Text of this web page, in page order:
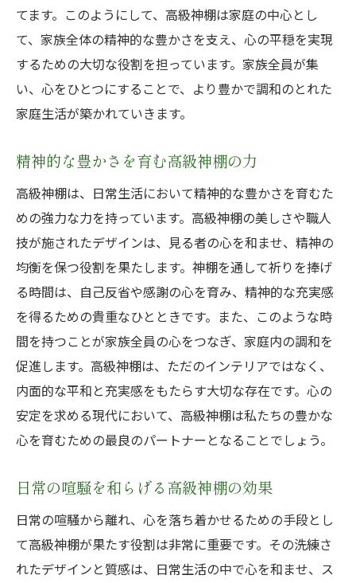
てます。このようにして、高級神棚は家庭の中心とし
て、家族全体の精神的な豊かさを支え、心の平穏を実現
するための大切な役割を担っています。家族全員が集
い、心をひとつにすることで、より豊かで調和のとれた
家庭生活が築かれていきます。
精神的な豊かさを育む高級神棚の力
高級神棚は、日常生活において精神的な豊かさを育むた
めの強力な力を持っています。高級神棚の美しさや職人
技が施されたデザインは、見る者の心を和ませ、精神の
均衡を保つ役割を果たします。神棚を通して祈りを捧げ
る時間は、自己反省や感謝の心を育み、精神的な充実感
を得るための貴重なひとときです。また、このような時
間を持つことが家族全員の心をつなぎ、家庭内の調和を
促進します。高級神棚は、ただのインテリアではなく、
内面的な平和と充実感をもたらす大切な存在です。心の
安定を求める現代において、高級神棚は私たちの豊かな
心を育むための最良のパートナーとなることでしょう。
日常の喧騒を和らげる高級神棚の効果
日常の喧騒から離れ、心を落ち着かせるための手段とし
て高級神棚が果たす役割は非常に重要です。その洗練さ
れたデザインと質感は、日常生活の中で心を和ませ、ス